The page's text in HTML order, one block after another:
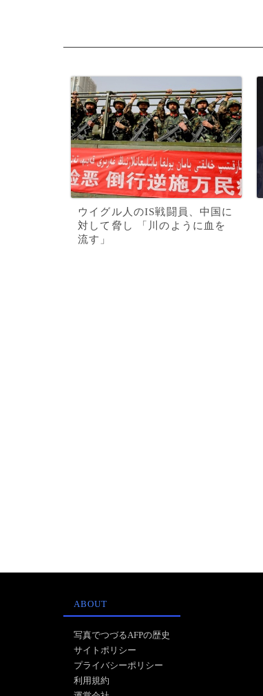
ウイグル人のIS戦闘員、中国に
対して脅し 「川のように血を
流す」
ABOUT
写真でつづるAFPの歴史
サイトポリシー
プライバシーポリシー
利用規約